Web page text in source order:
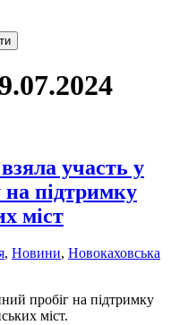
участь у
на підтримку
міст
, Новини, Новокаховська
пробіг на підтримку
міст.